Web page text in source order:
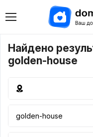
Найдено
golden-house